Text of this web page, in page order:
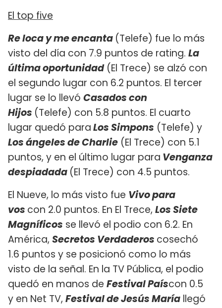
El top five
Re loca y me encanta (Telefe) fue lo más
visto del día con 7.9 puntos de rating. La
última oportunidad(El Trece) se alzó con
el segundo lugar con 6.2 puntos. El tercer
lugar se lo llevó Casados con
Hijos (Telefe) con 5.8 puntos. El cuarto
lugar quedó paraLos Simpons (Telefe) y
Los ángeles de Charlie (El Trece) con 5.1
puntos, y en el último lugar para Venganza
despiadada (El Trece) con 4.5 puntos.
El Nueve, lo más visto fue Vivo para
vos con 2.0 puntos. En El Trece, Los Siete
Magníficos se llevó el podio con 6.2. En
América, Secretos Verdaderos cosechó
1.6 puntos y se posicionó como lo más
visto de la señal. En la TV Pública, el podio
quedó en manos de Festival Paíscon 0.5
y en Net TV, Festival de Jesús María llegó